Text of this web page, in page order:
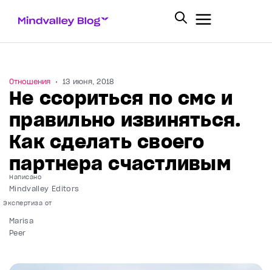
Отношения 13 июня, 2018
Не ссориться по смс и
правильно извиняться.
Как сделать своего
партнера счастливым
Написано
Mindvalley Editors
Marisa
Peer